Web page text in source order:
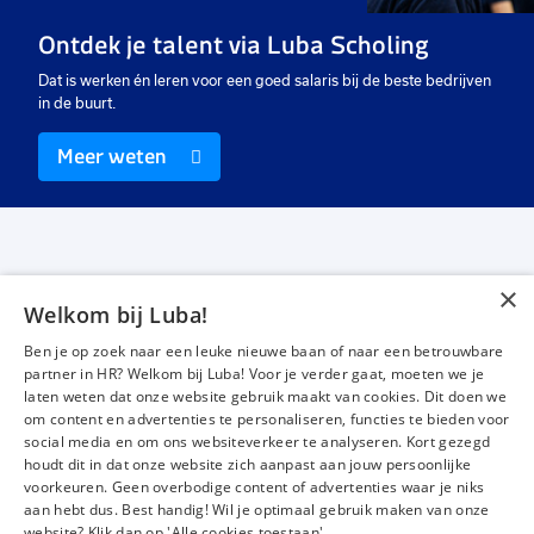
€ 5103- € 6379 p.m. € 3017 -€ 4137 p.m.
Ontdek je talent via Luba Scholing
Dat is werken én leren voor een goed salaris bij de beste bedrijven
in de buurt.
Meer weten
Werken bij Luba
Voor werkgevers
Mijn Luba
Contact
InstagramFacebookLinkedIn YouTube
×
Welkom bij Luba!
Ben je op zoek naar een leuke nieuwe baan of naar een betrouwbare
partner in HR? Welkom bij Luba! Voor je verder gaat, moeten we je
laten weten dat onze website gebruik maakt van cookies. Dit doen we
om content en advertenties te personaliseren, functies te bieden voor
social media en om ons websiteverkeer te analyseren. Kort gezegd
houdt dit in dat onze website zich aanpast aan jouw persoonlijke
voorkeuren. Geen overbodige content of advertenties waar je niks
aan hebt dus. Best handig! Wil je optimaal gebruik maken van onze